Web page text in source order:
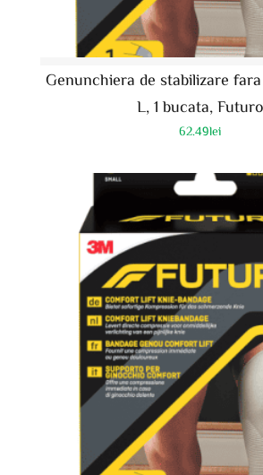
Genunchiera de stabilizare
L, 1 bucata, Futuro
62.49lei